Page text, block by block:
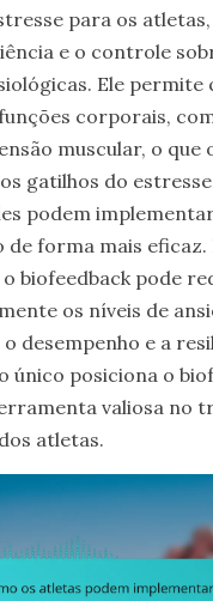
para os
e o controle
Ele permite
corporais,
muscular, o que
gatilhos do
podem
de forma mais eficaz.
biofeedback pode
os níveis de
desempenho e a
único posiciona o
valiosa no
atletas.